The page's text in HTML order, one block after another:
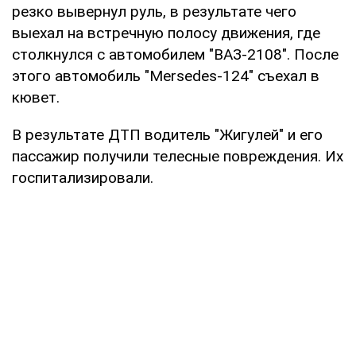
резко вывернул руль, в результате чего
выехал на встречную полосу движения, где
столкнулся с автомобилем "ВАЗ-2108". После
этого автомобиль "Mersedes-124" съехал в
кювет.
В результате ДТП водитель "Жигулей" и его
пассажир получили телесные повреждения. Их
госпитализировали.